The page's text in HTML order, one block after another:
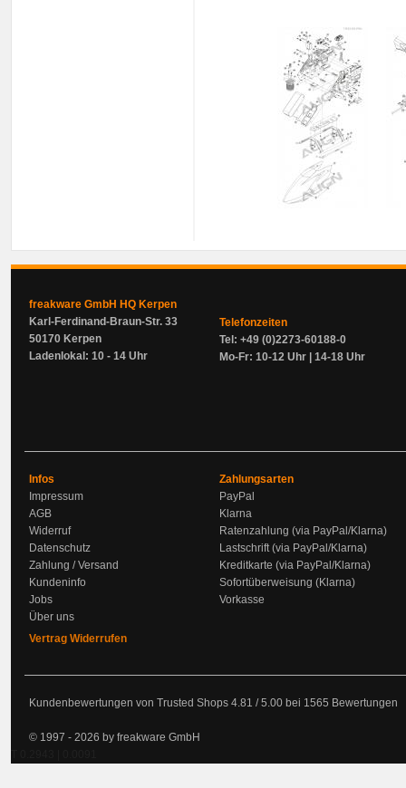
freakware GmbH HQ Kerpen
Karl-Ferdinand-Braun-Str. 33
50170 Kerpen
Ladenlokal: 10 - 14 Uhr
Telefonzeiten
Tel: +49 (0)2273-60188-0
Mo-Fr: 10-12 Uhr | 14-18 Uhr
Infos
Impressum
AGB
Widerruf
Datenschutz
Zahlung / Versand
Kundeninfo
Jobs
Über uns
Vertrag Widerrufen
Zahlungsarten
PayPal
Klarna
Ratenzahlung (via PayPal/Klarna)
Lastschrift (via PayPal/Klarna)
Kreditkarte (via PayPal/Klarna)
Sofortüberweisung (Klarna)
Vorkasse
Kundenbewertungen von Trusted Shops 4.81 /5.00 bei 1565 Bewertungen
© 1997 - 2026 by freakware GmbH